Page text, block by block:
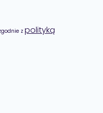
z polityką